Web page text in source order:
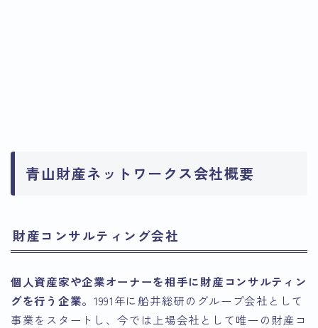
青山財産ネットワークス会社概要
財産コンサルティング会社
個人資産家や企業オーナーを相手に財産コンサルティン
グを行う企業。 1991年に船井総研のグループ会社として
事業をスタートし、今では上場会社として唯一の財産コ